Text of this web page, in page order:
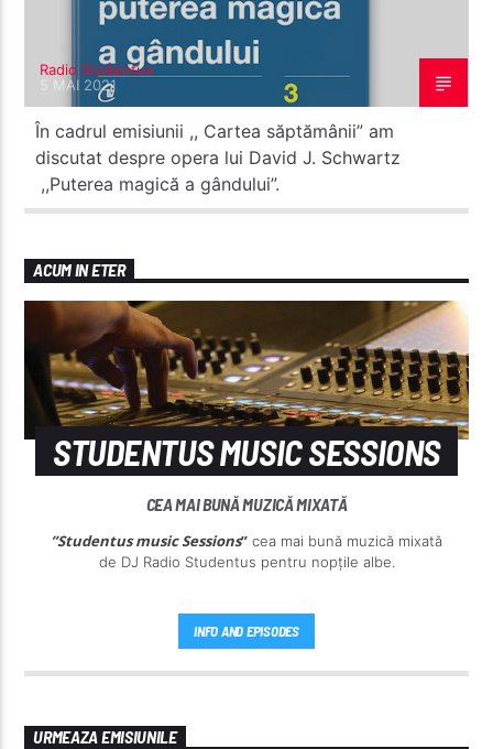
Radio Studentus
5 MAI 2021
În cadrul emisiunii ,, Cartea săptămânii” am
discutat despre opera lui David J. Schwartz
,,Puterea magică a gândului”.
ACUM IN ETER
STUDENTUS MUSIC SESSIONS
CEA MAI BUNĂ MUZICĂ MIXATĂ
”Studentus music Sessions” cea mai bună muzică mixată
de DJ Radio Studentus pentru nopțile albe.
INFO AND EPISODES
URMEAZA EMISIUNILE